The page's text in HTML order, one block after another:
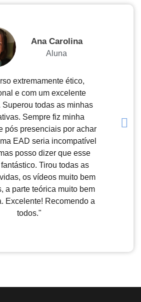
extremamente ético,
e com um excelente
Superou todas as minhas
Sempre fiz minha
pós presenciais por achar
EAD seria incompatível
posso dizer que esse
Tirou todas as
os vídeos muito bem
a parte teórica muito bem
Excelente! Recomendo a
todos."
Ana Carolina
Aluna
de
pdf,